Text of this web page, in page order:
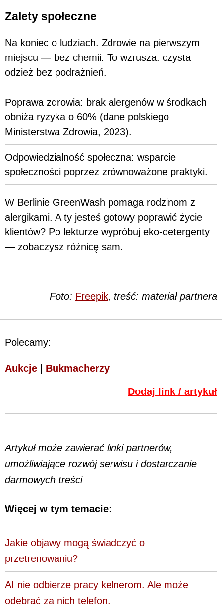
Zalety społeczne
Na koniec o ludziach. Zdrowie na pierwszym
miejscu — bez chemii. To wzrusza: czysta
odzież bez podrażnień.
Poprawa zdrowia: brak alergenów w środkach
obniża ryzyka o 60% (dane polskiego
Ministerstwa Zdrowia, 2023).
Odpowiedzialność społeczna: wsparcie
społeczności poprzez zrównoważone praktyki.
W Berlinie GreenWash pomaga rodzinom z
alergikami. A ty jesteś gotowy poprawić życie
klientów? Po lekturze wypróbuj eko-detergenty
— zobaczysz różnicę sam.
Foto: Freepik, treść: materiał partnera
Polecamy:
Aukcje Bukmacherzy
Dodaj link / artykuł
Artykuł może zawierać linki partnerów,
umożliwiające rozwój serwisu i dostarczanie
darmowych treści
Więcej w tym temacie:
Jakie objawy mogą świadczyć o
przetrenowaniu?
AI nie odbierze pracy kelnerom. Ale może
odebrać za nich telefon.